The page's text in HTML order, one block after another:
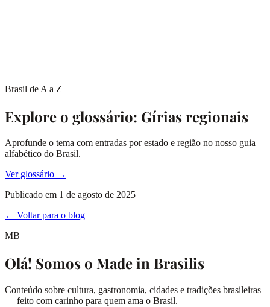
Brasil de A a Z
Explore o glossário: Gírias regionais
Aprofunde o tema com entradas por estado e região no nosso guia
alfabético do Brasil.
Ver glossário →
Publicado em 1 de agosto de 2025
← Voltar para o blog
MB
Olá! Somos o Made in Brasilis
Conteúdo sobre cultura, gastronomia, cidades e tradições brasileiras
— feito com carinho para quem ama o Brasil.